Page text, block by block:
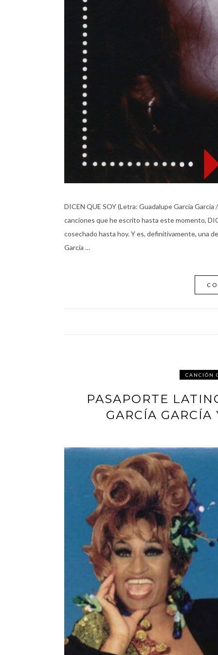
DICEN QUE SOY (Letra: Guadalupe García
canciones que he escrito hasta este momento,
cosechado hasta hoy. Y es, definitivamente, una
García …
CANCIÓN
PASAPORTE
GARCÍA